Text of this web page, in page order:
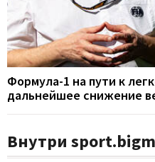
Формула-1 на пути к
дальнейшее снижение
Внутри